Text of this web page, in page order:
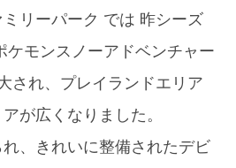
リーパーク では 昨シーズ
ケモンスノーアドベンチャー
され、プレイランドエリア
が広くなりました。
、きれいに整備されたデビ